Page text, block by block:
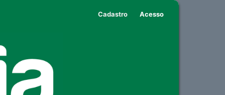
Cadastro Acesso